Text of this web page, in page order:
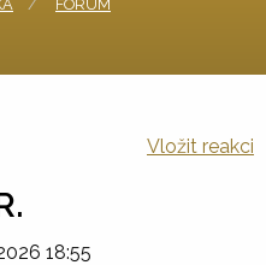
FÓRUM
Vložit reakci
18:55